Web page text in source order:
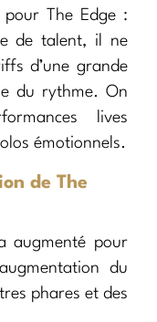
pour The Edge :
de talent, il ne
d’une grande
du rythme. On
lives
émotionnels.
de The
augmenté pour
du
phares et des